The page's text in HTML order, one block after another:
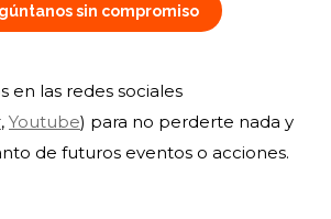
sin compromiso
en las redes sociales
, Youtube) para no perderte nada y
de futuros eventos o acciones.